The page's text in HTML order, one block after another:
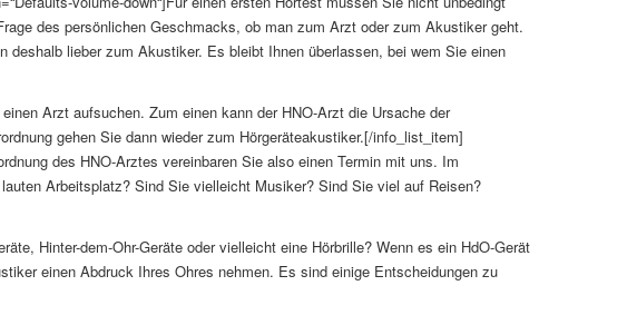
des persönlichen Geschmacks, ob man zum Arzt oder zum Akustiker geht.
deshalb lieber zum Akustiker. Es bleibt Ihnen überlassen, bei wem Sie einen
Arzt aufsuchen. Zum einen kann der HNO-Arzt die Ursache der
gehen Sie dann wieder zum Hörgeräteakustiker.[/info_list_item]
des HNO-Arztes vereinbaren Sie also einen Termin mit uns. Im
Arbeitsplatz? Sind Sie vielleicht Musiker? Sind Sie viel auf Reisen?
Hinter-dem-Ohr-Geräte oder vielleicht eine Hörbrille? Wenn es ein HdO-Gerät
einen Abdruck Ihres Ohres nehmen. Es sind einige Entscheidungen zu